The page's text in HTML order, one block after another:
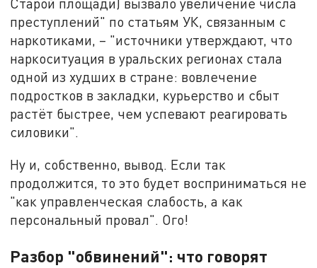
Старой площади) вызвало увеличение числа
преступлений" по статьям УК, связанным с
наркотиками, – "источники утверждают, что
наркоситуация в уральских регионах стала
одной из худших в стране: вовлечение
подростков в закладки, курьерство и сбыт
растёт быстрее, чем успевают реагировать
силовики".
Ну и, собственно, вывод. Если так
продолжится, то это будет восприниматься не
"как управленческая слабость, а как
персональный провал". Ого!
Разбор "обвинений": что говорят